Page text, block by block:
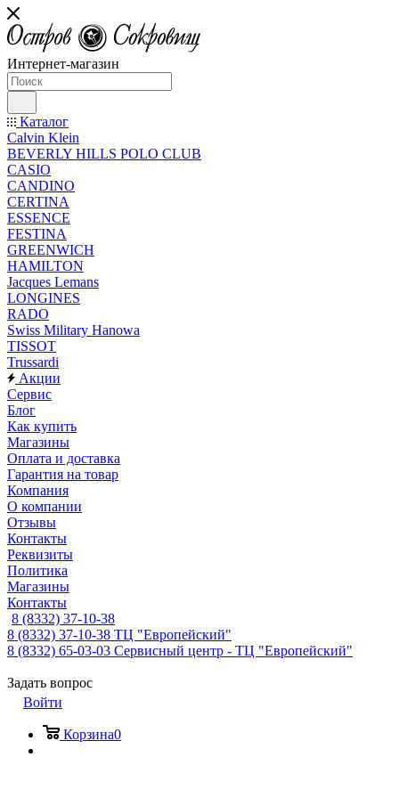
Интернет-магазин
Каталог
Calvin Klein
BEVERLY HILLS POLO CLUB
CASIO
CANDINO
CERTINA
ESSENCE
FESTINA
GREENWICH
HAMILTON
Jacques Lemans
LONGINES
RADO
Swiss Military Hanowa
TISSOT
Trussardi
Акции
Сервис
Блог
Как купить
Магазины
Оплата и доставка
Гарантия на товар
Компания
О компании
Отзывы
Контакты
Реквизиты
Политика
Магазины
Контакты
8 (8332) 37-10-38
8 (8332) 37-10-38 ТЦ "Европейский"
8 (8332) 65-03-03 Сервисный центр - ТЦ "Европейский"
Задать вопрос
Войти
Корзина0